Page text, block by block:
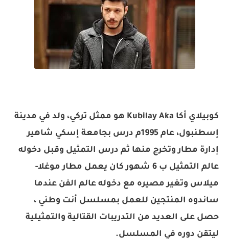
كوبيلاي أكا Kubilay Aka هو ممثل تركي، ولد في مدينة
إسطنبول، عام 1995م درس بجامعة إسكي شاهير
إدارة مطار وتخرج منها ثم درس التمثيل وقبل دخوله
عالم التمثيل ب 6 شهور كان يعمل مطار موغلا-
ميلاس وتغير مصيره مع دخوله عالم الفن عندما
ساندوه المنتجين للعمل بمسلسل أنت وطني ،
حصل على العديد من التدريبات القتالية والتمثيلية
ليتقن دوره في المسلسل.